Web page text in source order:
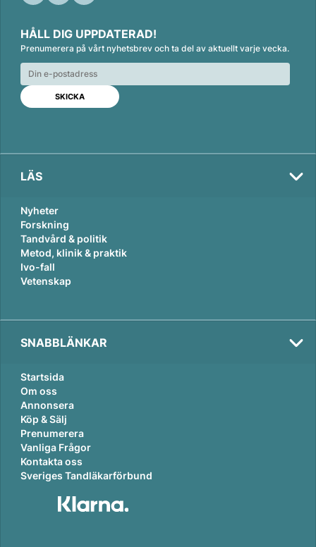
n
k
e
d
n
c
e
b
o
o
k
a
i
l
HÅLL DIG UPPDATERAD!
Prenumerera på vårt nyhetsbrev och ta del av aktuellt varje vecka.
LÄS
Nyheter
Forskning
Tandvård & politik
Metod, klinik & praktik
Ivo-fall
Vetenskap
SNABBLÄNKAR
Startsida
Om oss
Annonsera
Köp & Sälj
Prenumerera
Vanliga Frågor
Kontakta oss
Sveriges Tandläkarförbund